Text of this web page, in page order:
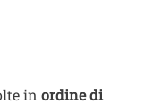
in ordine di